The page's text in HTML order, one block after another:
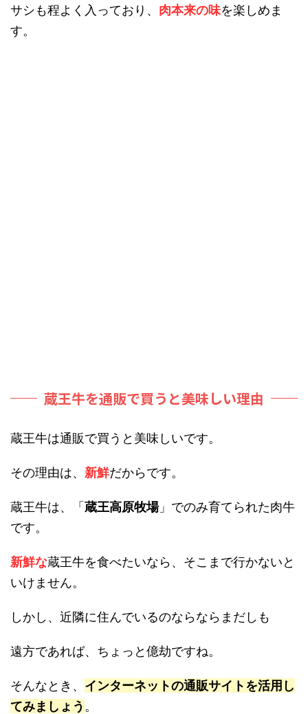
サシも程よく入っており、 肉本来の味を楽しめま
す。
蔵王牛を通販で買うと美味しい理由
蔵王牛は通販で買うと美味しいです。
その理由は、 新鮮だからです。
蔵王牛は、「 蔵王高原牧場」でのみ育てられた肉牛
です。
新鮮な蔵王牛を食べたいなら、そこまで行かないと
いけません。
しかし、近隣に住んでいるのならならまだしも
遠方であれば、ちょっと億劫ですね。
そんなとき、 インターネットの通販サイトを活用し
てみましょう 。